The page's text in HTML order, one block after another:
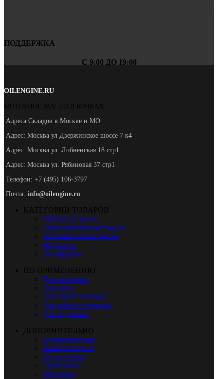
ПОДДЕРЖКА
С 9:00 ДО 19:00
OILENGINE.RU
МОТОРНОЕ МАСЛО В БОЧКАХ
Адреса Складов в Москве и МО
Адрес: Москва ул Дзержинское шоссе 7 к4
Адрес: Москва ул. Лобненская 18 стр1
Адрес: Москва ул. Рябиновая 37 стр1
Телефон: +7 (495) 106-3797
Почта: info@oilengine.ru
КАТЕГОРИИ ТОВАРОВ
Моторные масла
Трансмиссионные масла
Промышленные масла
Жидкости
Антифризы
ПО ПРИМЕНЕНИЮ
Для легковых
Для мото
Для строй техники
Для сельхоз техники
Для грузовых
ДОПОЛНИТЕЛЬНО
Гидравлическое
Компрессорное
Редукторное
Турбинное
Вилочное